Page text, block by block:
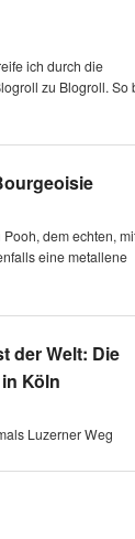
ich durch die
zu Blogroll. So
dem echten,
eine metallene
der Welt: Die
Köln
Luzerner Weg